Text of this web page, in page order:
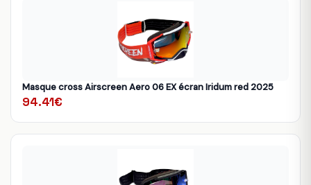
Masque cross Airscreen Aero 06 EX écran Iridum red 2025
94.41€